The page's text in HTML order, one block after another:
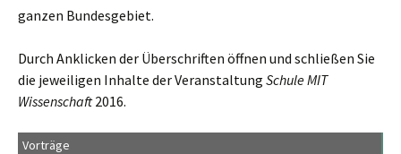
ganzen Bundesgebiet.
Durch Anklicken der Überschriften öffnen und schließen Sie
die jeweiligen Inhalte der Veranstaltung Schule MIT
Wissenschaft2016.
Vorträge